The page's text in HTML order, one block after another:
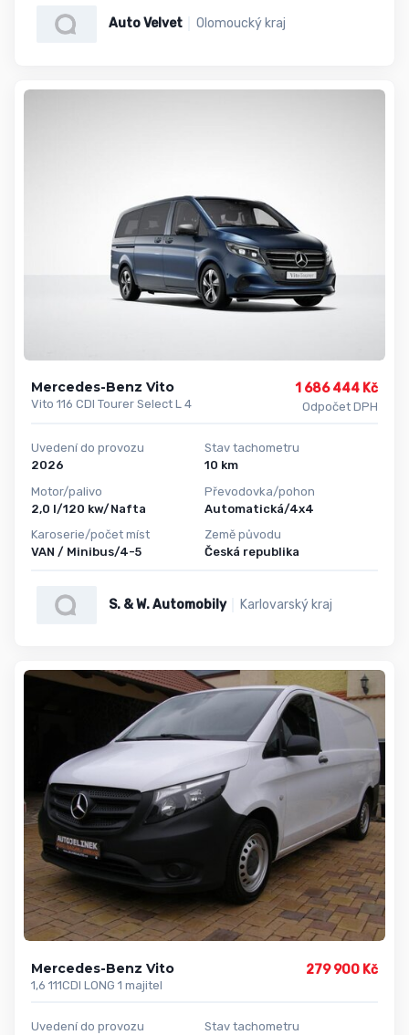
Auto Velvet Olomoucký kraj
Mercedes-Benz Vito
Vito 116 CDI Tourer Select L 4
1 686 444 Kč
Odpočet DPH
Uvedení do provozu
2026
Motor/palivo
2,0 l/120 kw/Nafta
Karoserie/počet míst
VAN / Minibus/4-5
Stav tachometru
10 km
Převodovka/pohon
Automatická/4x4
Země původu
Česká republika
S. & W. Automobily Karlovarský kraj
Mercedes-Benz Vito
1,6 111CDI LONG 1 majitel
279 900 Kč
Uvedení do provozu
Stav tachometru